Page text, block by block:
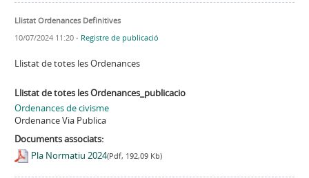
Llistat Ordenances Definitives
10/07/2024 11:20- Registre de publicació
Llistat de totes les Ordenances
Llistat de totes les Ordenances_publicacio
Ordenances de civisme
Ordenance Via Publica
Documents associats:
Pla Normatiu 2024(Pdf, 192,09 Kb)